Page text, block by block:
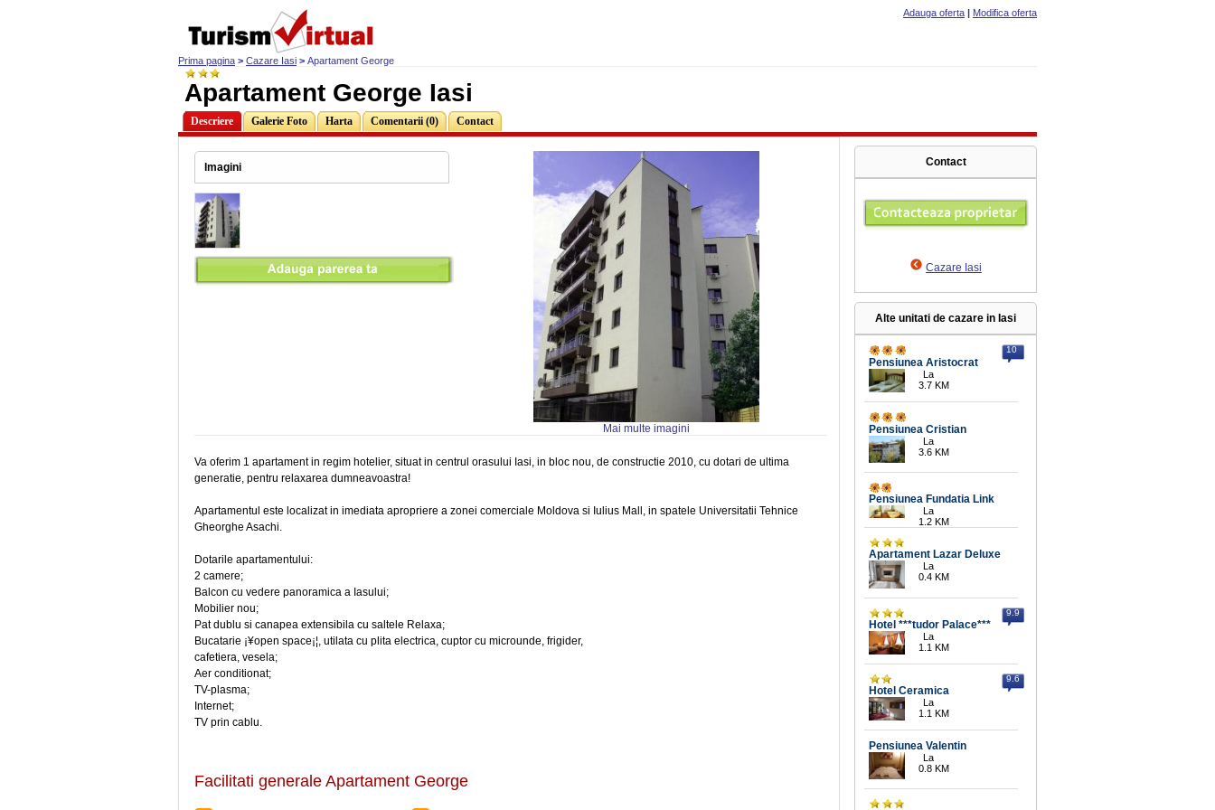
Prima pagina > Cazare Iasi > Apartament George
Adauga oferta | Modifica oferta
Apartament George Iasi
Descriere Galerie Foto Harta Comentarii (0) Contact
Imagini
Mai multe imagini
Va oferim 1 apartament in regim hotelier, situat in centrul orasului Iasi, in bloc nou, de constructie 2010, cu dotari de ultima
generatie, pentru relaxarea dumneavoastra!
Apartamentul este localizat in imediata apropriere a zonei comerciale Moldova si Iulius Mall, in spatele Universitatii Tehnice
Gheorghe Asachi.
Dotarile apartamentului:
2 camere;
Balcon cu vedere panoramica a Iasului;
Mobilier nou;
Pat dublu si canapea extensibila cu saltele Relaxa;
Bucatarie ¡¥open space¡¦, utilata cu plita electrica, cuptor cu microunde, frigider,
cafetiera, vesela;
Aer conditionat;
TV-plasma;
Internet;
TV prin cablu.
Facilitati generale Apartament George
Contact
Cazare Iasi
Alte unitati de cazare in Iasi
Pensiunea Aristocrat
10
La
3.7 KM
Pensiunea Cristian
La
3.6 KM
Pensiunea Fundatia Link
La
1.2 KM
Apartament Lazar Deluxe
La
0.4 KM
Hotel ***tudor Palace***
9.9
La
1.1 KM
Hotel Ceramica
9.6
La
1.1 KM
Pensiunea Valentin
La
0.8 KM